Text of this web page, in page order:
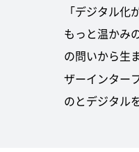
「デジタル化
もっと温かみ
の問いから生
ザーインター
のとデジタル